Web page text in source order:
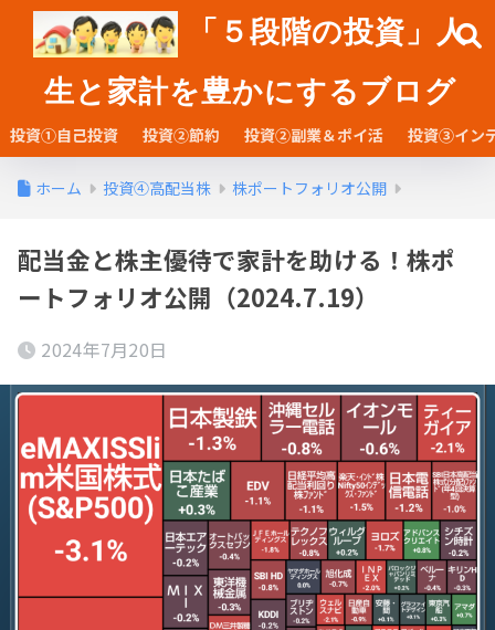
「５段階の投資」人
生と家計を豊かにするブログ
投資①自己投資 投資②節約 投資②副業＆ポイ活 投資③イン
ホーム 投資④高配当株 株ポートフォリオ公開
配当金と株主優待で家計を助ける！株ポ
ートフォリオ公開（2024.7.19）
2024年7月20日